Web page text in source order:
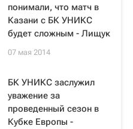
понимали, что матч в
Казани с БК УНИКС
будет сложным - Лищук
07 мая 2014
БК УНИКС заслужил
уважение за
проведенный сезон в
Кубке Европы -